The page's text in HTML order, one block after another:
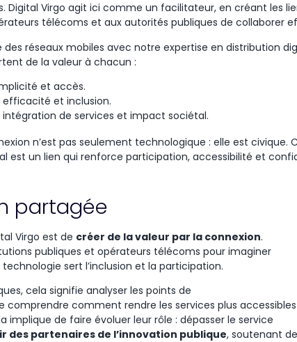
Digital Virgo agit ici comme un facilitateur, en créant les
télécoms et aux autorités publiques de collaborer
réseaux mobiles avec notre expertise en distribution
de la valeur à chacun :
et accès.
efficacité et inclusion.
intégration de services et impact sociétal.
n’est pas seulement technologique : elle est
est un lien qui renforce participation, accessibilité et
partagée
Virgo est de créer de lavaleur par la connexion.
publiques et opérateurs télécoms pour imaginer
technologie sert l’inclusion et la participation.
, cela signifie analyser les points de
comprendre comment rendre les services plus accessibles
implique de faire évoluer leur rôle : dépasser le service
des partenaires de l’innovation publique, soutenant